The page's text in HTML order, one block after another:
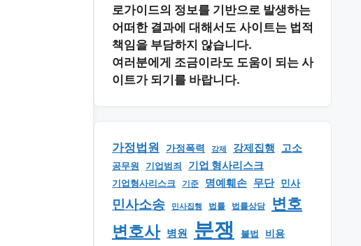
로가이드의 정보를 기반으로 발생하는
어떠한 결과에 대해서도 사이트는 법적
책임을 부담하지 않습니다.
여러분에게 조금이라도 도움이 되는 사
이트가 되기를 바랍니다.
가정법원 가정폭력 강제 강제집행 고소
공무원 기업범죄 기업 형사리스크
기업형사리스크 기준 명예훼손 무단 민사
민사소송 민사집행 법률 법률상담
변호
변호사 병원 분쟁 불법 비용